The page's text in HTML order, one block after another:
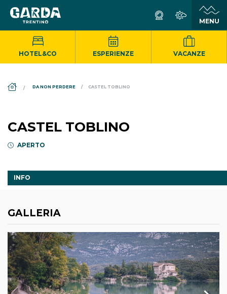
HOTEL&CO ESPERIENZE VACANZE
DA NON PERDERE CASTEL TOBLINO
CASTEL TOBLINO
APERTO
INFO
GALLERIA